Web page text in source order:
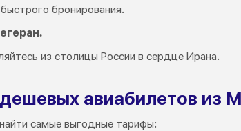
бронирования.
из столицы России в сердце Ирана.
авиабилетов из
самые выгодные тарифы: